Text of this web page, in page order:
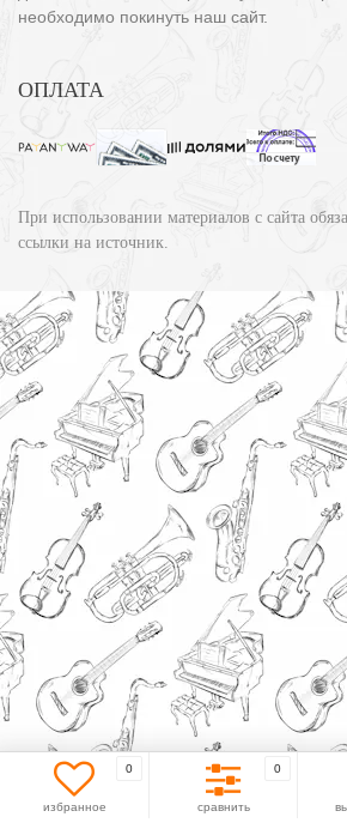
необходимо покинуть наш сайт.
ОПЛАТА
При использовании материалов с сайта
ссылки на источник.
0
избранное
0
сравнить